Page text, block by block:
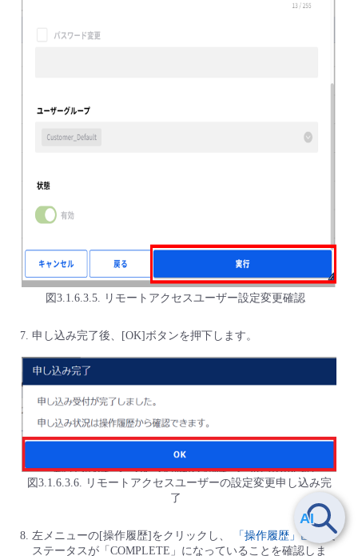
図3.1.6.3.5. リモートアクセスユーザー設定変更確認
申し込み完了後、[OK]ボタンを押下します。
図3.1.6.3.6. リモートアクセスユーザーの設定変更申し込み完
了
左メニューの[操作履歴]をクリックし、 「操作履歴」画面
で
ステータスが「COMPLETE」になっていることを確認しま